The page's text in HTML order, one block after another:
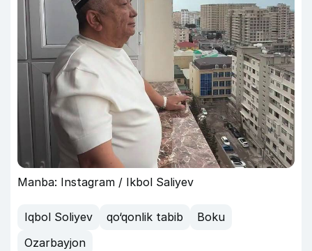
Manba: Instagram / Ikbol Saliyev
Iqbol Soliyev qo‘qonlik tabib
Boku
Ozarbayjon